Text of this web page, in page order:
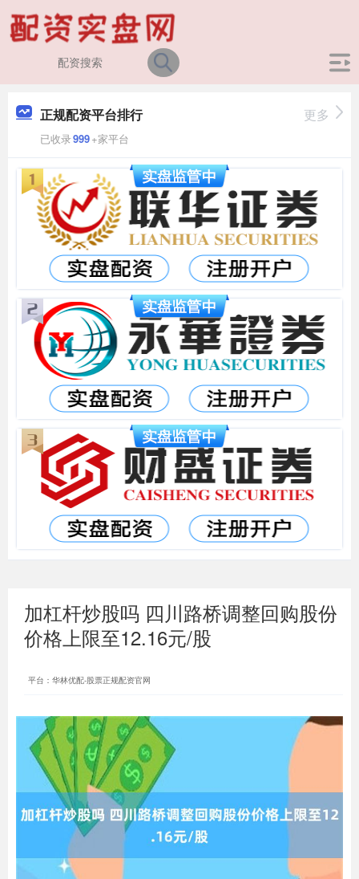
正规配资平台排行
已收录999+家平台
更多
加杠杆炒股吗 四川路桥调整回购股份
价格上限至12.16元/股
平台：华林优配-股票正规配资官网